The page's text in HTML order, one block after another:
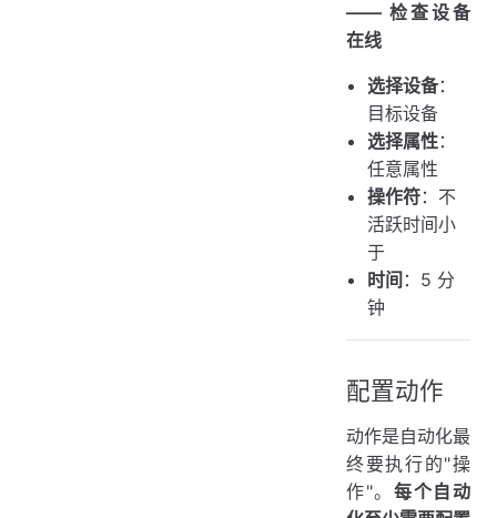
—— 检查设备
在线
选择设备：
目标设备
选择属性：
任意属性
操作符：不
活跃时间小
于
时间 ：5 分
钟
配置动作
动作是自动化最
终要执行的"操
作"。 每个自动